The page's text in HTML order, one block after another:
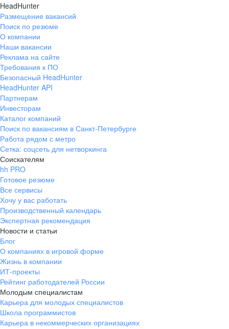
HeadHunter
Размещение вакансий
Поиск по резюме
О компании
Наши вакансии
Реклама на сайте
Требования к ПО
Безопасный HeadHunter
HeadHunter API
Партнерам
Инвесторам
Каталог компаний
Поиск по вакансиям в Санкт-Петербурге
Работа рядом с метро
Сетка: соцсеть для нетворкинга
Соискателям
hh PRO
Готовое резюме
Все сервисы
Хочу у вас работать
Производственный календарь
Экспертная рекомендация
Новости и статьи
Блог
О компаниях в игровой форме
Жизнь в компании
ИТ-проекты
Рейтинг работодателей России
Молодым специалистам
Карьера для молодых специалистов
Школа программистов
Карьера в некоммерческих организациях